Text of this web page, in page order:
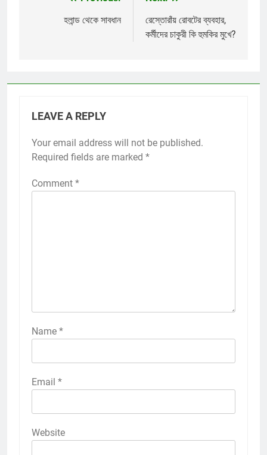
navigation
হলান্ড থেকে সাবধান
রেস্তোরাঁয় রোবটের ব্যবহার,
কর্মীদের চাকুরী কি হুমকির মুখে?
LEAVE A REPLY
Your email address will not be published.
Required fields are marked *
Comment *
Name *
Email *
Website